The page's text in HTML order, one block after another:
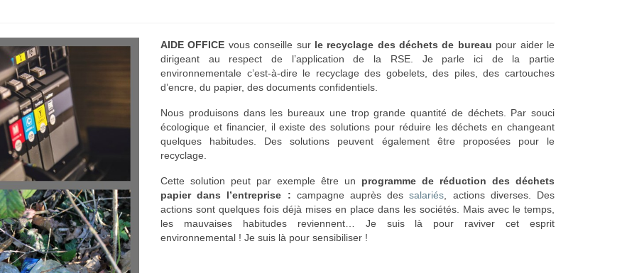
AIDE OFFICE vous conseille sur le recyclage des déchets de bureau pour aider le
dirigeant au respect de l’application de la RSE. Je parle ici de la partie
environnementale c’est-à-dire le recyclage des gobelets, des piles, des cartouches
d’encre, du papier, des documents confidentiels.
Nous produisons dans les bureaux une trop grande quantité de déchets. Par souci
écologique et financier, il existe des solutions pour réduire les déchets en changeant
quelques habitudes. Des solutions peuvent également être proposées pour le
recyclage.
Cette solution peut par exemple être un programme de réduction des déchets
papier dans l’entreprise : campagne auprès dessalariés , actions diverses. Des
actions sont quelques fois déjà mises en place dans les sociétés. Mais avec le temps,
les mauvaises habitudes reviennent… Je suis là pour raviver cet esprit
environnemental ! Je suis là pour sensibiliser !